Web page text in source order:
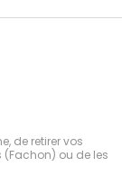
de retirer vos
ou de les